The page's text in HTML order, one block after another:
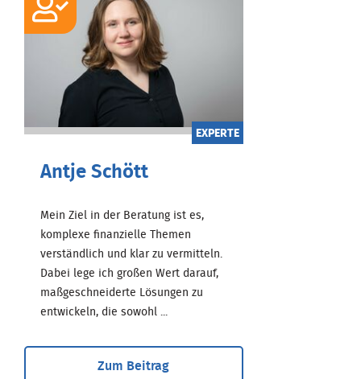
EXPERTE
Antje Schött
Mein Ziel in der Beratung ist es,
komplexe finanzielle Themen
verständlich und klar zu vermitteln.
Dabei lege ich großen Wert darauf,
maßgeschneiderte Lösungen zu
entwickeln, die sowohl ...
Zum Beitrag